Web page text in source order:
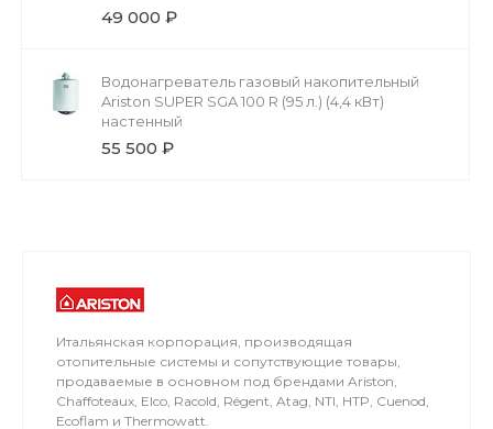
49 000 ₽
Водонагреватель газовый накопительный
Ariston SUPER SGA 100 R (95 л.) (4,4 кВт)
настенный
55 500 ₽
Итальянская корпорация, производящая
отопительные системы и сопутствующие товары,
продаваемые в основном под брендами Ariston,
Chaffoteaux, Elco, Racold, Régent, Atag, NTI, HTP, Cuenod,
Ecoflam и Thermowatt.